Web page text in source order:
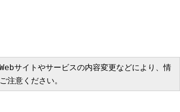
サイトやサービスの内容変更などにより、情
注意ください。